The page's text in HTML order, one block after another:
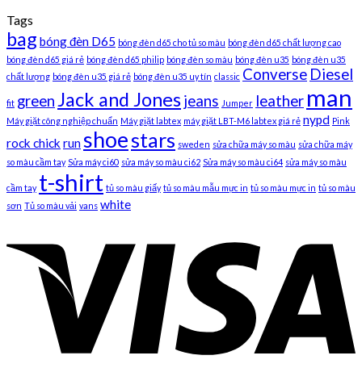
Tags
bag bóng đèn D65 bóng đèn d65 cho tủ so màu bóng đèn d65 chất lượng cao
bóng đèn d65 giá rẻ bóng đèn d65 philip bóng đèn so màu bóng đèn u35 bóng đèn u35
chất lượng bóng đèn u35 giá rẻ bóng đèn u35 uy tín classic Converse Diesel
fit greenJack and Jonesjeans Jumper leather man
Máy giặt công nghiệp chuẩn Máy giặt labtex máy giặt LBT-M6 labtex giá rẻ nypd Pink
rock chick runshoestars sweden sửa chữa máy so màu sửa chữa máy
so màu cầm tay Sửa máy ci60 sửa máy so màu ci62 Sửa máy so màu ci64 sửa máy so màu
cầm tay t-shirt tủ so màu giấy tủ so màu mẫu mực in tủ so màu mực in tủ so màu
sơn Tủ so màu vải vans white